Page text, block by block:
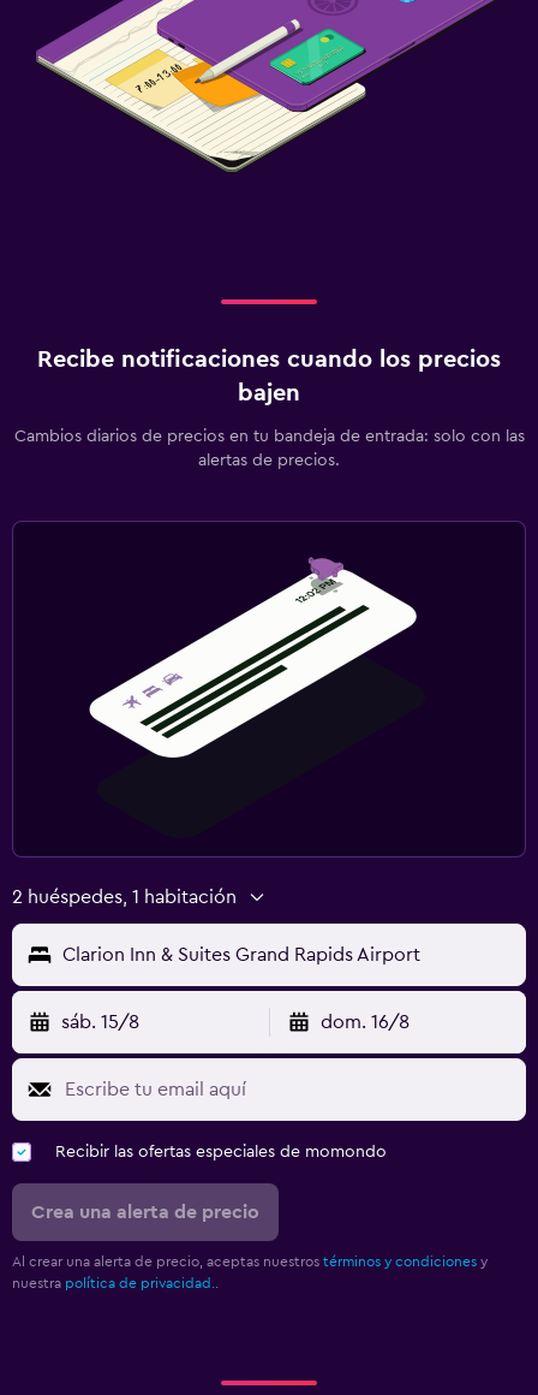
Recibe notificaciones cuando los precios
bajen
Cambios diarios de precios en tu bandeja de entrada: solo con las
alertas de precios.
2 huéspedes, 1 habitación
Clarion Inn & Suites Grand Rapids Airport
sáb. 15/8 dom. 16/8
Recibir las ofertas especiales de momondo
Crea una alerta de precio
Al crear una alerta de precio, aceptas nuestros términos y condiciones y
nuestra política de privacidad.